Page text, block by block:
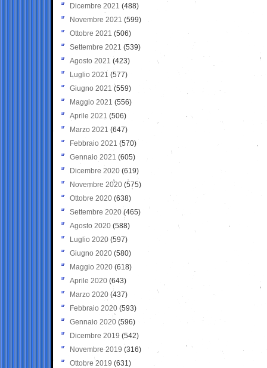
Dicembre 2021 (488)
Novembre 2021 (599)
Ottobre 2021 (506)
Settembre 2021 (539)
Agosto 2021 (423)
Luglio 2021 (577)
Giugno 2021(559)
Maggio 2021 (556)
Aprile 2021 (506)
Marzo 2021 (647)
Febbraio 2021 (570)
Gennaio 2021 (605)
Dicembre 2020 (619)
Novembre 2020 (575)
Ottobre 2020 (638)
Settembre 2020(465)
Agosto 2020 (588)
Luglio 2020 (597)
Giugno 2020 (580)
Maggio 2020 (618)
Aprile 2020 (643)
Marzo 2020 (437)
Febbraio 2020 (593)
Gennaio 2020 (596)
Dicembre 2019 (542)
Novembre 2019 (316)
Ottobre 2019 (631)